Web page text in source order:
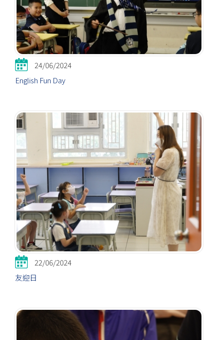
24/06/2024
English Fun Day
22/06/2024
友迎日